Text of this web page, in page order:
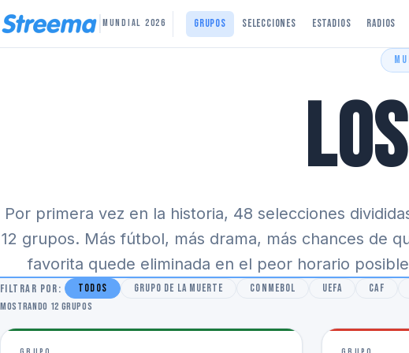
MUNDIAL 2026 Grupos Selecciones Estadios Radios
Los
Por primera vez en la historia, 48 selecciones
12 grupos. Más fútbol, más drama, más chances de
favorita quede eliminada en el peor horario
FILTRAR POR: Todos Grupo de la muerte CONMEBOL UEFA CAF
Mostrando 12 grupos